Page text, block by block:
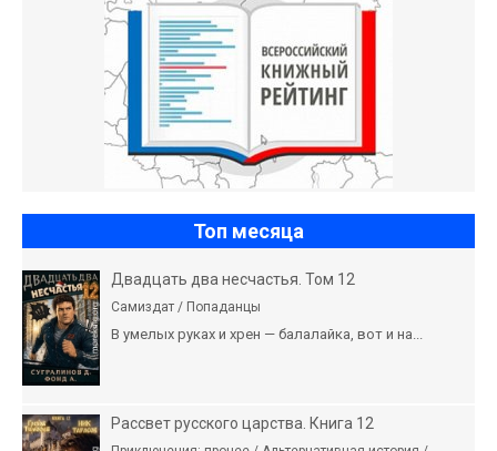
Топ месяца
Двадцать два несчастья. Том 12
Самиздат / Попаданцы
В умелых руках и хрен — балалайка, вот и на...
Рассвет русского царства. Книга 12